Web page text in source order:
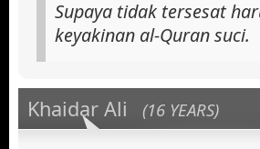
Supaya tidak tersesat
keyakinan al-Quran suci.
Khaidar Ali (16 YEARS)